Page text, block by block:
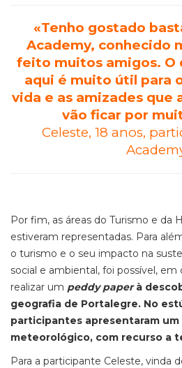
«Tenho gostado
Academy, conhecido
feito muitos amigos. O
aqui é muito útil para
vida e as amizades que
vão ficar por
Celeste, 18 anos,
Por fim, as áreas do Turismo e da
estiveram representadas. Para
o turismo e o seu impacto na
social e ambiental, foi possível,
realizar um peddy paperà
geografia de Portalegre. No
participantes apresentaram
meteorológico, com recurso a
Para a participante Celeste, vinda